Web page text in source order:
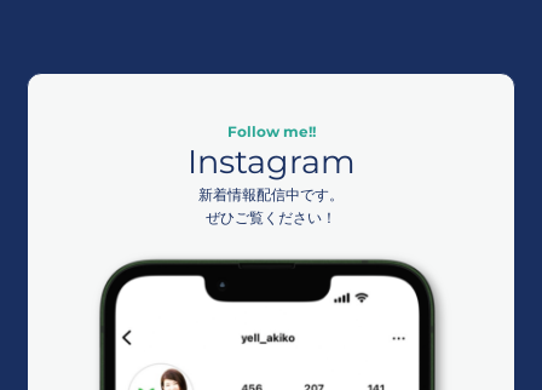
Follow me!!
Instagram
新着情報配信中です。
ぜひご覧ください！